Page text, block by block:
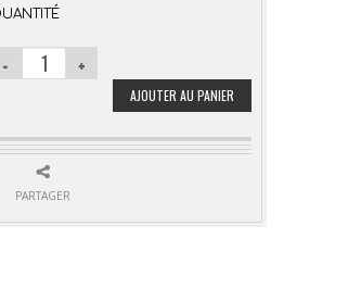
AJOUTER AU PANIER
PARTAGER